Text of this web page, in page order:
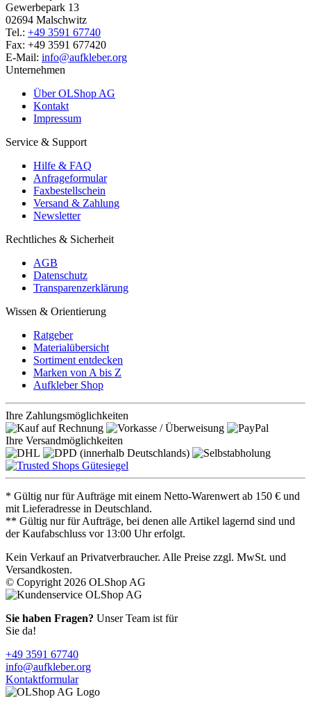
Gewerbepark 13
02694 Malschwitz
Tel.: +49 3591 67740
Fax: +49 3591 677420
E-Mail: info@aufkleber.org
Unternehmen
Über OLShop AG
Kontakt
Impressum
Service & Support
Hilfe & FAQ
Anfrageformular
Faxbestellschein
Versand & Zahlung
Newsletter
Rechtliches & Sicherheit
AGB
Datenschutz
Transparenzerklärung
Wissen & Orientierung
Ratgeber
Materialübersicht
Sortiment entdecken
Marken von A bis Z
Aufkleber Shop
Ihre Zahlungsmöglichkeiten
Ihre Versandmöglichkeiten
* Gültig nur für Aufträge mit einem Netto-Warenwert ab 150 € und
mit Lieferadresse in Deutschland.
** Gültig nur für Aufträge, bei denen alle Artikel lagernd sind und
der Kaufabschluss vor 13:00 Uhr erfolgt.
Kein Verkauf an Privatverbraucher. Alle Preise zzgl. MwSt. und
Versandkosten.
© Copyright 2026 OLShop AG
Sie haben Fragen? Unser Team ist für
Sie da!
+49 3591 67740
info@aufkleber.org
Kontaktformular